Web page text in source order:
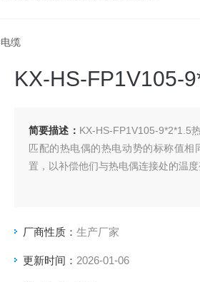
缆
KX-HS-FP1V105-
简要描述： KX-HS-FP1V105-9*2*1.5
匹配的热电偶的热电动势的标称值
置，以补偿他们与热电偶连接处的温度
厂商性质： 生产厂家
更新时间： 2026-01-06